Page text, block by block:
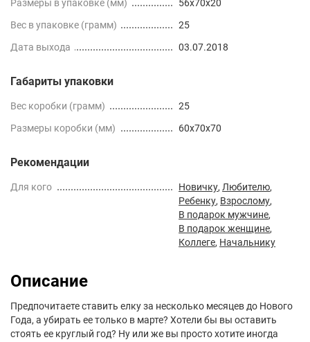
Размеры в упаковке (мм)
56x70x20
Вес в упаковке (грамм)
25
Дата выхода
03.07.2018
Габариты упаковки
Вес коробки (грамм)
25
Размеры коробки (мм)
60x70x70
Рекомендации
Для кого Новичку, Любителю,
Ребенку, Взрослому,
В подарок мужчине,
В подарок женщине,
Коллеге, Начальнику
Описание
Предпочитаете ставить елку за несколько месяцев до Нового
Года, а убирать ее только в марте? Хотели бы вы оставить
стоять ее круглый год? Ну или же вы просто хотите иногда